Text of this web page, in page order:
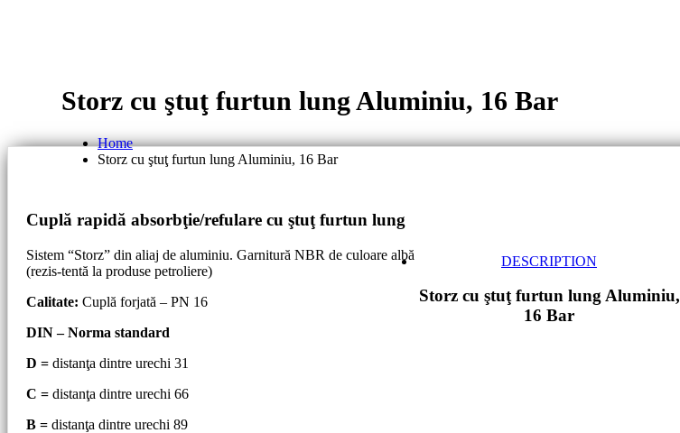
Storz cu ştuţ furtun lung Aluminiu, 16 Bar
Home
Storz cu ştuţ furtun lung Aluminiu, 16 Bar
Cuplă rapidă absorbţie/refulare cu ştuţ furtun lung
Sistem “Storz” din aliaj de aluminiu. Garnitură NBR de culoare albă
(rezis-tentă la produse petroliere)
Calitate: Cuplă forjată – PN 16
DIN – Norma standard
D = distanţa dintre urechi 31
C = distanţa dintre urechi 66
B = distanţa dintre urechi 89
DESCRIPTION
Storz cu ştuţ furtun lung Aluminiu,
16 Bar